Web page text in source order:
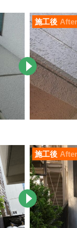
施工後 After
施工後 After